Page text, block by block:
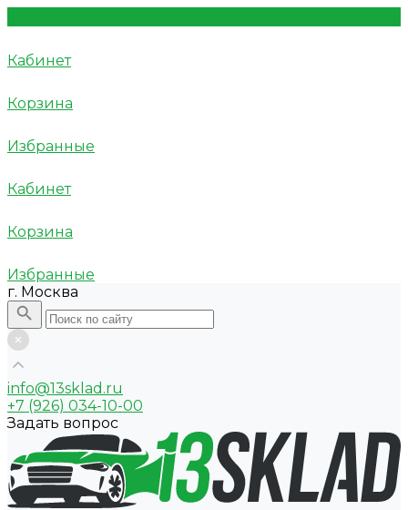
Кабинет
Корзина
Избранные
Кабинет
Корзина
Избранные
г. Москва
info@13sklad.ru
+7 (926) 034-10-00
Задать вопрос